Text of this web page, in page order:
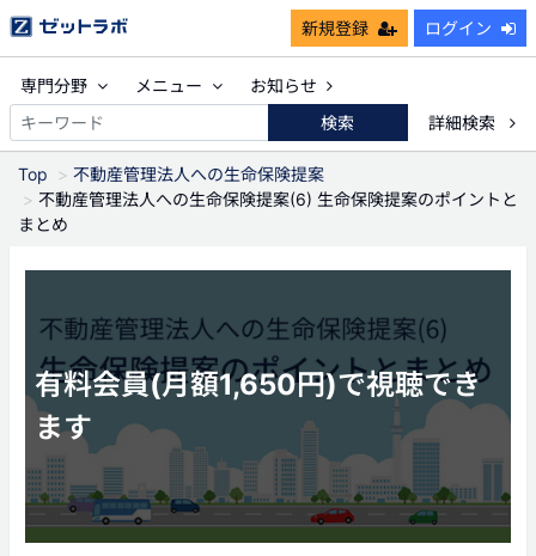
新規登録 ログイン
専門分野 メニュー
お知らせ
検索
詳細検索
Top
不動産管理法人への生命保険提案
不動産管理法人への生命保険提案(6) 生命保険提案のポイントと
まとめ
有料会員(月額1,650円)で視聴でき
ます